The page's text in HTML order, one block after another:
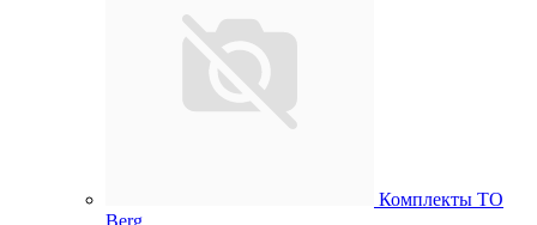
Комплекты ТО
Berg